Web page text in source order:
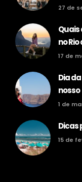
27 de
no
17 de
Dia
nosso
1 de
Dicas
15 de